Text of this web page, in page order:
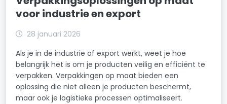
voor industrie en export
28 januari 2026
Als je in de industrie of export werkt, weet je hoe
belangrijk het is om je producten veilig en efficiënt te
verpakken. Verpakkingen op maat bieden een
oplossing die niet alleen je producten beschermt,
maar ook je logistieke processen optimaliseert.